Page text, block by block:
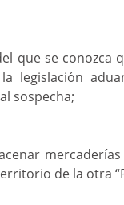
que se conozca
legislación
sospecha;
de la otra